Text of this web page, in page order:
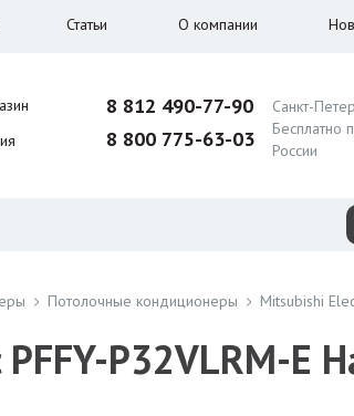
Статьи О компании
8 812 490-77-90 Санкт-
8 800 775-63-03
Бесплатно
России
Потолочные кондиционеры Mitsubishi
P32VLRM-E